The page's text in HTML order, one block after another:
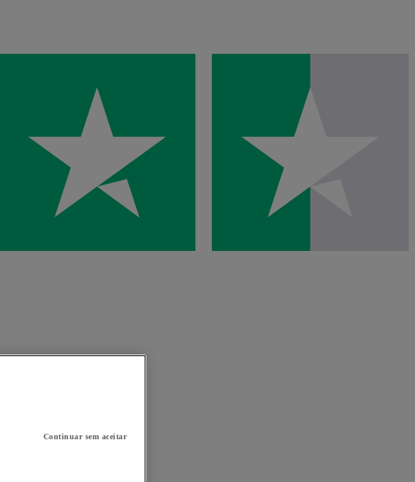
Continuar sem aceitar